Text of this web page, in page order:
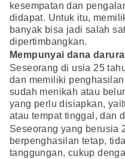
kesempatan dan
didapat. Untuk itu,
banyak bisa jadi salah
dipertimbangkan.
Mempunyai dana
Seseorang di usia 25
dan memiliki
sudah menikah atau
yang perlu disiapkan,
atau tempat tinggal, dan
Seseorang yang berusia
berpenghasilan tetap,
tanggungan, cukup